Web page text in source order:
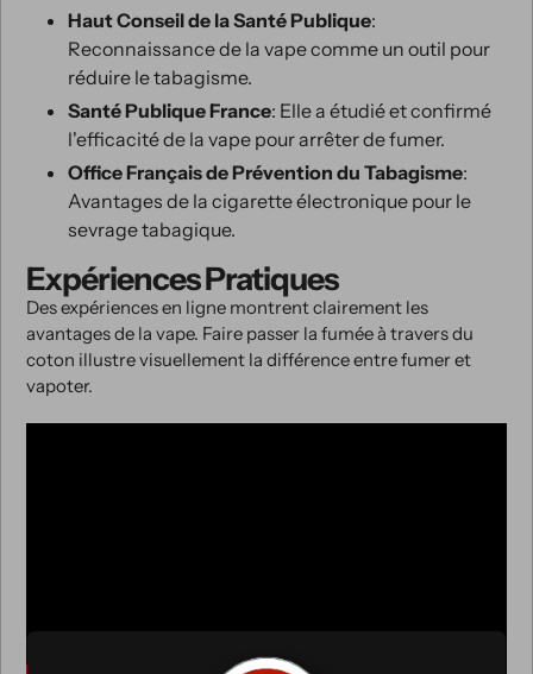
Haut Conseil de la Santé Publique:
Reconnaissance de la vape comme un outil pour
réduire le tabagisme.
Santé Publique France: Elle a étudié et confirmé
l'efficacité de la vape pour arrêter de fumer.
Office Français de Prévention du Tabagisme:
Avantages de la cigarette électronique pour le
sevrage tabagique.
Expériences Pratiques
Des expériences en ligne montrent clairement les
avantages de la vape. Faire passer la fumée à travers du
coton illustre visuellement la différence entre fumer et
vapoter.